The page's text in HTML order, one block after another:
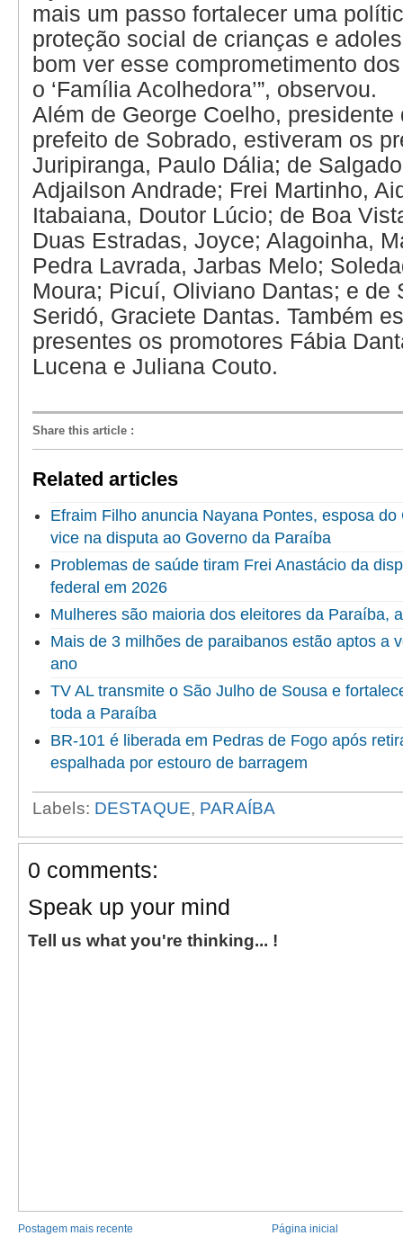
mais um passo fortalecer uma
proteção social de crianças e
bom ver esse comprometimento
o ‘Família Acolhedora’”, observou.
Além de George Coelho, presidente
prefeito de Sobrado, estiveram os
Juripiranga, Paulo Dália; de
Adjailson Andrade; Frei Martinho,
Itabaiana, Doutor Lúcio; de Boa
Duas Estradas, Joyce; Alagoinha,
Pedra Lavrada, Jarbas Melo;
Moura; Picuí, Oliviano Dantas; e de
Seridó, Graciete Dantas. Também
presentes os promotores Fábia
Lucena e Juliana Couto.
Share this article :
Related articles
Efraim Filho anuncia Nayana Pontes, esposa
vice na disputa ao Governo da Paraíba
Problemas de saúde tiram Frei Anastácio da
federal em 2026
Mulheres são maioria dos eleitores da Paraíba,
Mais de 3 milhões de paraibanos estão aptos a
ano
TV AL transmite o São Julho de Sousa e
toda a Paraíba
BR-101 é liberada em Pedras de Fogo após
espalhada por estouro de barragem
Labels: DESTAQUE, PARAÍBA
0 comments:
Speak up your mind
Tell us what you're thinking... !
Postagem mais recente Página inicial